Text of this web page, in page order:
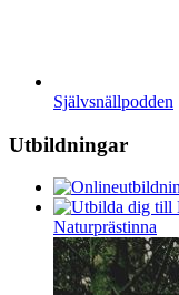
Självsnällpodden
Utbildningar
Naturprästinna